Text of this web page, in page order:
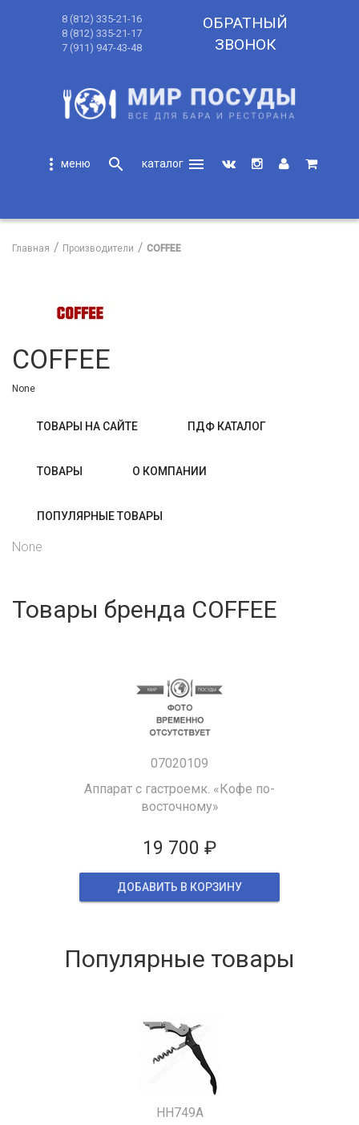
8 (812) 335-21-16
8 (812) 335-21-17
7 (911) 947-43-48
ОБРАТНЫЙ
ЗВОНОК
more_vert search
menu
Главная Производители COFFEE
COFFEE
None
ТОВАРЫ НА САЙТЕ ПДФ КАТАЛОГ
ТОВАРЫ О КОМПАНИИ
ПОПУЛЯРНЫЕ ТОВАРЫ
None
Товары бренда COFFEE
07020109
Аппарат с гастроемк. «Кофе по-
восточному»
19 700 ₽
ДОБАВИТЬ В КОРЗИНУ
Популярные товары
HH749A